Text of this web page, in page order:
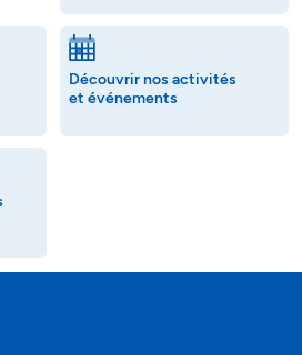
Découvrir nos activités
et événements